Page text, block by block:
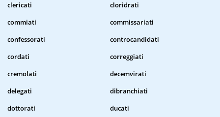
clericati
cloridrati
commiati
commissariati
confessorati
controcandidati
cordati
correggiati
cremolati
decemvirati
delegati
dibranchiati
dottorati
ducati